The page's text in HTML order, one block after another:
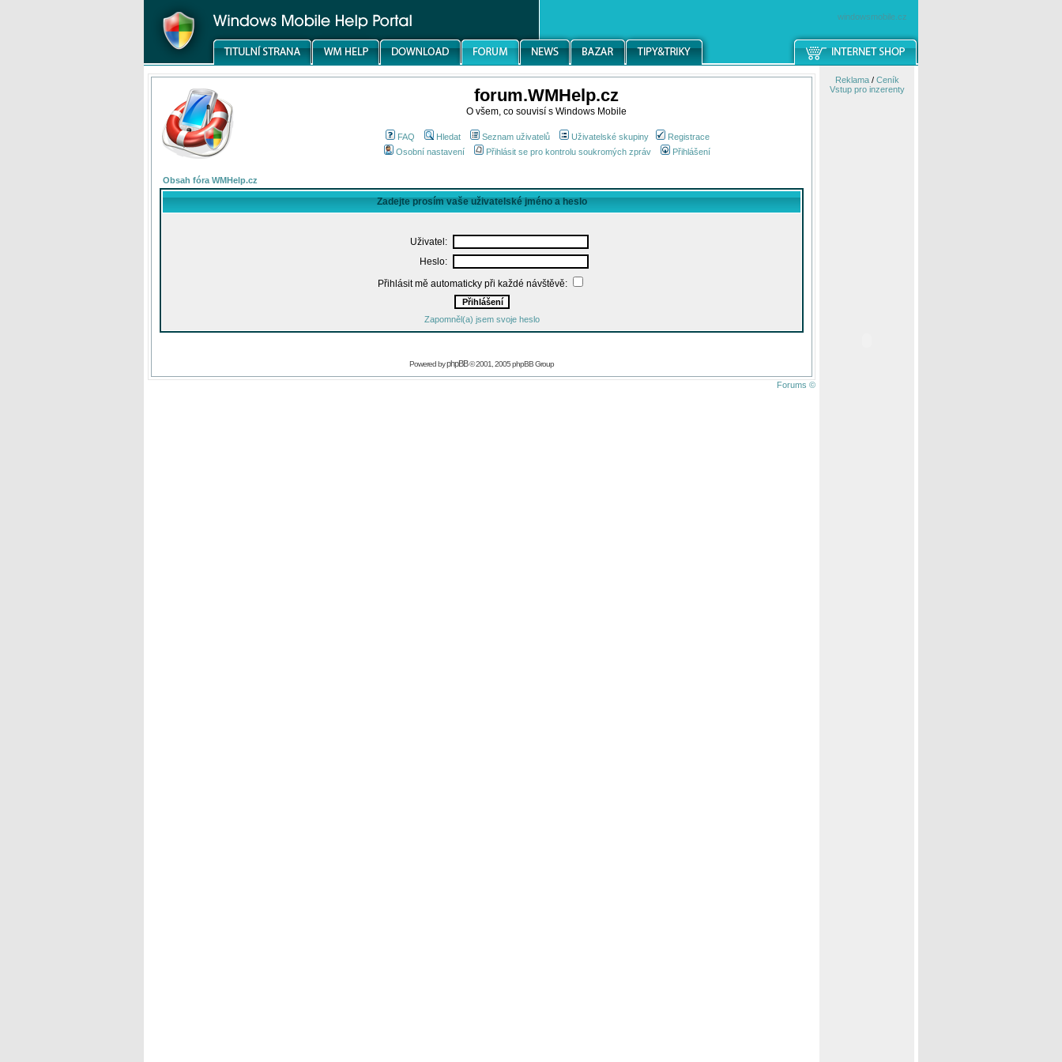
windowsmobile.cz
forum.WMHelp.cz
O všem, co souvisí s Windows Mobile
FAQ Hledat Seznam uživatelů Uživatelské skupiny
Registrace
Osobní nastavení
Přihlásit se pro kontrolu soukromých zpráv Přihlášení
Obsah fóra WMHelp.cz
Zadejte prosím vaše uživatelské jméno a heslo
Uživatel:
Heslo:
Přihlásit mě automaticky při každé návštěvě:
Zapomněl(a) jsem svoje heslo
Powered byphpBB© 2001, 2005 phpBB Group
Forums ©
Reklama/ Ceník
Vstup pro inzerenty